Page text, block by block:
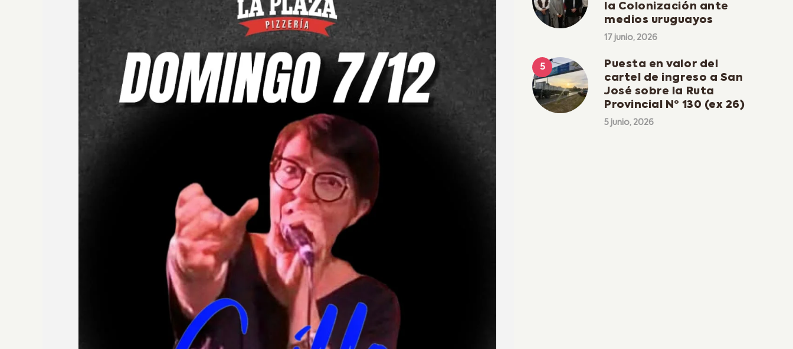
la Colonización ante
medios uruguayos
17 junio, 2026
Puesta en valor del
cartel de ingreso a San
José sobre la Ruta
Provincial Nº 130 (ex 26)
5 junio, 2026